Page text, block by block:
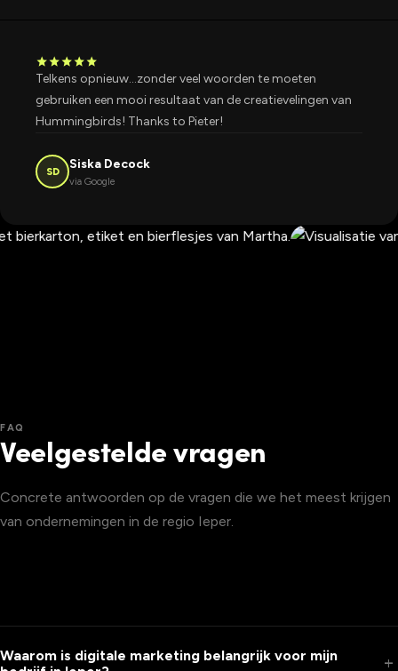
starstarstarstarstar
Telkens opnieuw...zonder veel woorden te moeten
gebruiken een mooi resultaat van de creatievelingen van
Hummingbirds! Thanks to Pieter!
SD
Siska Decock
via Google
FAQ
Veelgestelde vragen
Concrete antwoorden op de vragen die we het meest krijgen
van ondernemingen in de regio Ieper.
Waarom is digitale marketing belangrijk voor mijn
add